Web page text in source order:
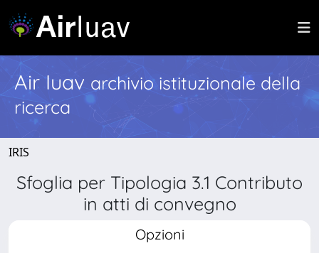
Air Iuav archivio istituzionale della
ricerca
IRIS
Sfoglia per Tipologia 3.1 Contributo
in atti di convegno
Opzioni